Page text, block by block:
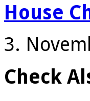
House
3.
Check